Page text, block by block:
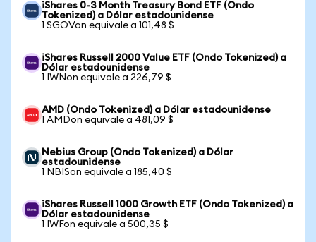
iShares 0-3 Month Treasury Bond ETF (Ondo
Tokenized) a Dólar estadounidense
1 SGOVon equivale a 101,48 $
iShares Russell 2000 Value ETF (Ondo Tokenized) a
Dólar estadounidense
1 IWNon equivale a 226,79 $
AMD (Ondo Tokenized) a Dólar estadounidense
1 AMDon equivale a 481,09 $
Nebius Group (Ondo Tokenized) a Dólar
estadounidense
1 NBISon equivale a 185,40 $
iShares Russell 1000 Growth ETF (Ondo Tokenized) a
Dólar estadounidense
1 IWFon equivale a 500,35 $